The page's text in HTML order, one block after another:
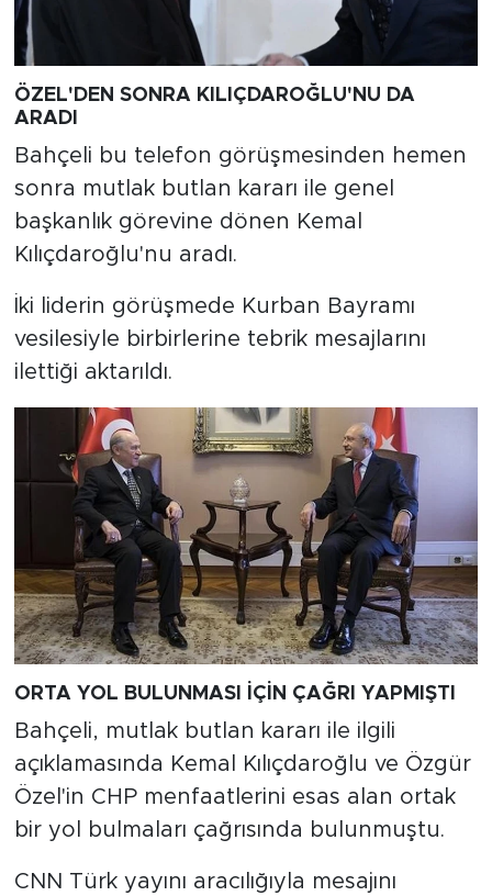
ÖZEL'DEN SONRA KILIÇDAROĞLU'NU DA
ARADI
Bahçeli bu telefon görüşmesinden hemen
sonra mutlak butlan kararı ile genel
başkanlık görevine dönen Kemal
Kılıçdaroğlu'nu aradı.
İki liderin görüşmede Kurban Bayramı
vesilesiyle birbirlerine tebrik mesajlarını
ilettiği aktarıldı.
ORTA YOL BULUNMASI İÇİN ÇAĞRI YAPMIŞTI
Bahçeli, mutlak butlan kararı ile ilgili
açıklamasında Kemal Kılıçdaroğlu ve Özgür
Özel'in CHP menfaatlerini esas alan ortak
bir yol bulmaları çağrısında bulunmuştu.
CNN Türk yayını aracılığıyla mesajını